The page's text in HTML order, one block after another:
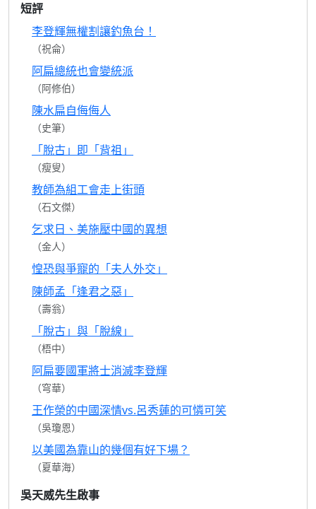
短評
李登輝無權割讓釣魚台！
（祝侖）
阿扁總統也會變統派
（阿修伯）
陳水扁自侮侮人
（史筆）
「脫古」即「背祖」
（瘦叟）
教師為組工會走上街頭
（石文傑）
乞求日、美施壓中國的異想
（金人）
惶恐與爭寵的「夫人外交」
陳師孟「逢君之惡」
（壽翁）
「脫古」與「脫線」
（梧中）
阿扁要國軍將士消滅李登輝
（穹華）
王作榮的中國深情vs.呂秀蓮的可憐可笑
（吳瓊恩）
以美國為靠山的幾個有好下場？
（夏華海）
吳天威先生啟事